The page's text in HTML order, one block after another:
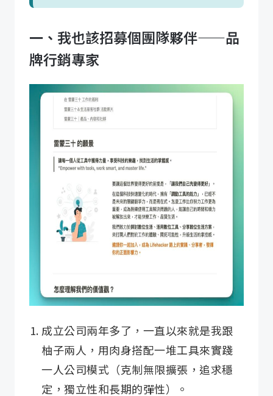
一、我也該招募個團隊夥伴——品
牌行銷專家
成立公司兩年多了，一直以來就是我跟
柚子兩人，用肉身搭配一堆工具來實踐
一人公司模式（克制無限擴張，追求穩
定，獨立性和長期的彈性）。